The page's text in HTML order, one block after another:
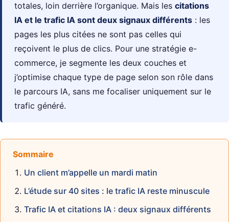
totales, loin derrière l’organique. Mais les citations
IA et le trafic IA sont deux signaux différents : les
pages les plus citées ne sont pas celles qui
reçoivent le plus de clics. Pour une stratégie e-
commerce, je segmente les deux couches et
j’optimise chaque type de page selon son rôle dans
le parcours IA, sans me focaliser uniquement sur le
trafic généré.
Sommaire
Un client m’appelle un mardi matin
L’étude sur 40 sites : le trafic IA reste minuscule
Trafic IA et citations IA : deux signaux différents